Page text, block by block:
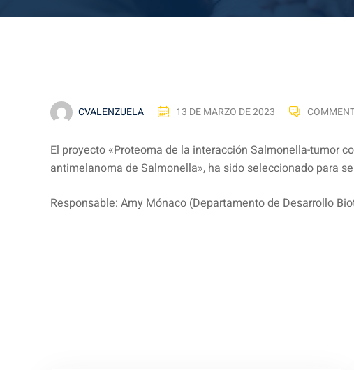
CVALENZUELA 13 DE MARZO DE 2023
El proyecto «Proteoma de la interacción Salmonella-tumor
antimelanoma de Salmonella», ha sido seleccionado para
Responsable: Amy Mónaco (Departamento de Desarrollo